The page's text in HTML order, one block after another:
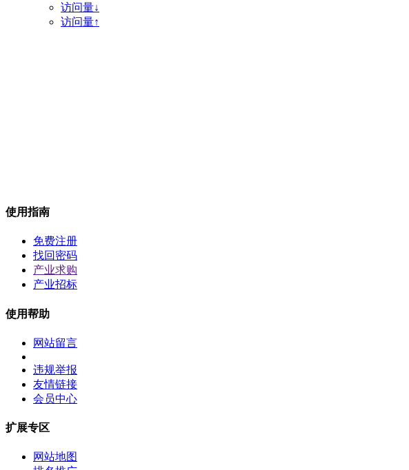
访问量↓
访问量↑
使用指南
免费注册
找回密码
产业求购
产业招标
使用帮助
网站留言
违规举报
友情链接
会员中心
扩展专区
网站地图